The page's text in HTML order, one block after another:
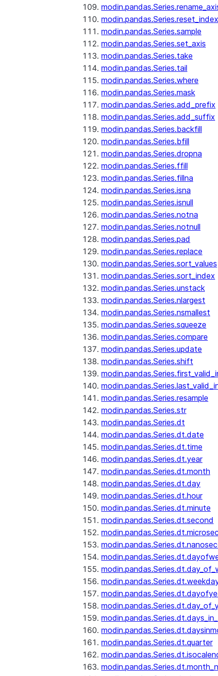
modin.pandas.Series.reset_index
modin.pandas.Series.sample
modin.pandas.Series.set_axis
modin.pandas.Series.take
modin.pandas.Series.tail
modin.pandas.Series.where
modin.pandas.Series.mask
modin.pandas.Series.add_prefix
modin.pandas.Series.add_suffix
modin.pandas.Series.backfill
modin.pandas.Series.bfill
modin.pandas.Series.dropna
modin.pandas.Series.ffill
modin.pandas.Series.fillna
modin.pandas.Series.isna
modin.pandas.Series.isnull
modin.pandas.Series.notna
modin.pandas.Series.notnull
modin.pandas.Series.pad
modin.pandas.Series.replace
modin.pandas.Series.sort_values
modin.pandas.Series.sort_index
modin.pandas.Series.unstack
modin.pandas.Series.nlargest
modin.pandas.Series.nsmallest
modin.pandas.Series.squeeze
modin.pandas.Series.compare
modin.pandas.Series.update
modin.pandas.Series.shift
modin.pandas.Series.resample
modin.pandas.Series.str
modin.pandas.Series.dt
modin.pandas.Series.dt.date
modin.pandas.Series.dt.time
modin.pandas.Series.dt.year
modin.pandas.Series.dt.month
modin.pandas.Series.dt.day
modin.pandas.Series.dt.hour
modin.pandas.Series.dt.minute
modin.pandas.Series.dt.second
modin.pandas.Series.dt.quarter